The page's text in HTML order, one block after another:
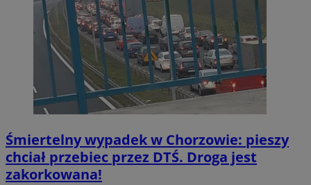
Śmiertelny wypadek w Chorzowie: pieszy
chciał przebiec przez DTŚ. Droga jest
zakorkowana!